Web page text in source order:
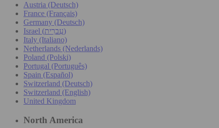
Austria (Deutsch)
France (Français)
Germany (Deutsch)
Israel (עִברִית)
Italy (Italiano)
Netherlands (Nederlands)
Poland (Polski)
Portugal (Português)
Spain (Español)
Switzerland (Deutsch)
Switzerland (English)
United Kingdom
North America